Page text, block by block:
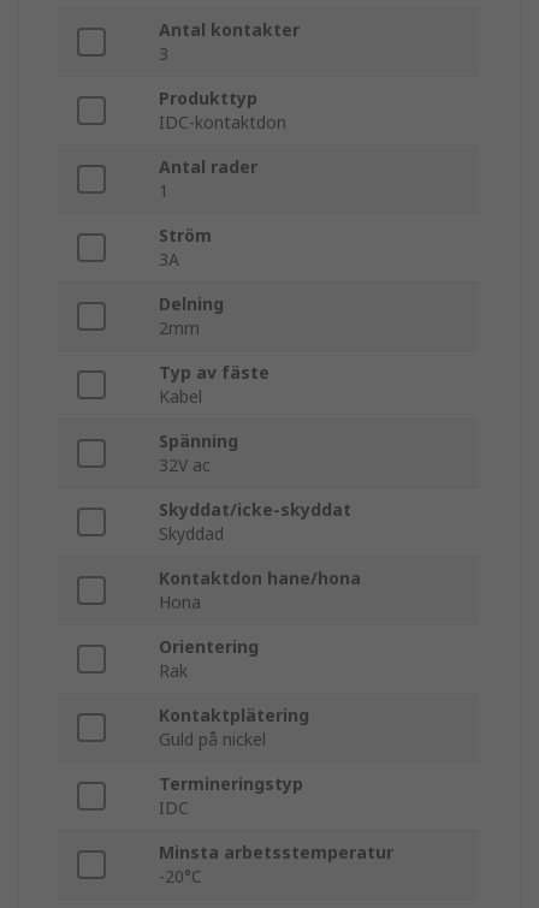
Antal kontakter
3
Produkttyp
IDC-kontaktdon
Antal rader
1
Ström
3A
Delning
2mm
Typ av fäste
Kabel
Spänning
32V ac
Skyddat/icke-skyddat
Skyddad
Kontaktdon hane/hona
Hona
Orientering
Rak
Kontaktplätering
Guld på nickel
Termineringstyp
IDC
Minsta arbetsstemperatur
-20°C